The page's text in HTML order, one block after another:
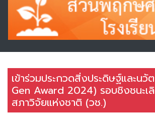
เข้าร่วมประกวดสิ่งประดิษฐ์และนวั
Gen Award 2024) รอบชิงชนะเ
สภาวิจัยแห่งชาติ (วช.)